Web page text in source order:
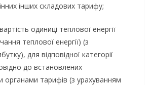
інших складових тарифу;
одиниці теплової енергії
теплової енергії) (з
для відповідної категорії
до встановлених
тарифів (з урахуванням